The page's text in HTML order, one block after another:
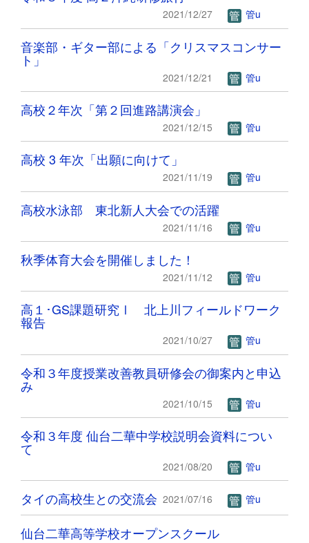
2021/12/27 管u
音楽部・ギター部による「クリスマスコンサー
ト」
2021/12/21 管u
高校２年次「第２回進路講演会」
2021/12/15 管u
高校 3 年次「出願に向けて」
2021/11/19 管u
高校水泳部 東北新人大会での活躍
2021/11/16 管u
秋季体育大会を開催しました！
2021/11/12 管u
高１･GS課題研究Ⅰ 北上川フィールドワーク
報告
2021/10/27 管u
令和３年度授業改善教員研修会の御案内と申込
み
2021/10/15 管u
令和３年度 仙台二華中学校説明会資料につい
て
2021/08/20 管u
タイの高校生との交流会 2021/07/16 管u
仙台二華高等学校オープンスクール